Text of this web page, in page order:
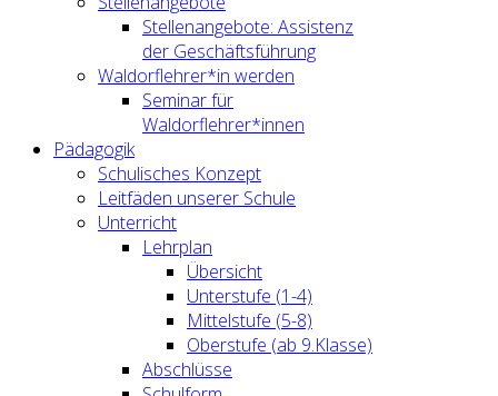
Stellenangebote: Assistenz
der Geschäftsführung
Waldorflehrer*in werden
Seminar für
Waldorflehrer*innen
Pädagogik
Schulisches Konzept
Leitfäden unserer Schule
Unterricht
Lehrplan
Übersicht
Unterstufe (1-4)
Mittelstufe (5-8)
Oberstufe (ab 9.Klasse)
Abschlüsse